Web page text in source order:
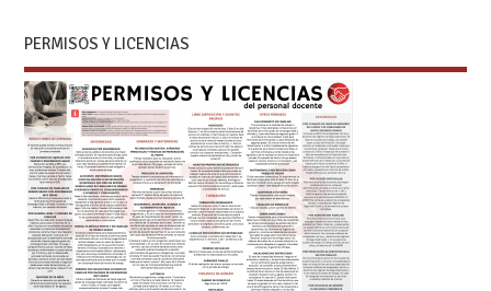
PERMISOS Y LICENCIAS